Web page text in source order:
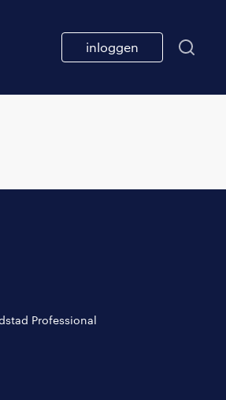
inloggen
Professional